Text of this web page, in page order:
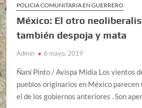
POLICIA COMUNITARIA EN GUERRERO
México: El otro
también despoja y mata
Admin 6 mayo, 2019
Ñaní Pinto / Avispa Midia Los vientos
pueblos originarios en México parecen
el de los gobiernos anteriores . Son